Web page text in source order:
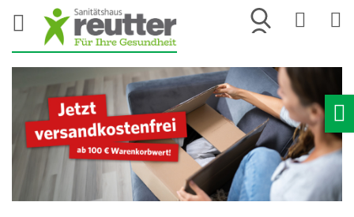
Merkliste